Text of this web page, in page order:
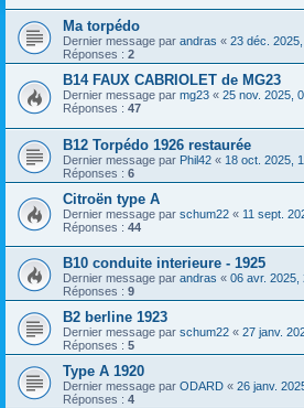
Ma torpédo
Dernier message par andras « 23 déc.
Réponses : 2
B14 FAUX CABRIOLET de MG23
Dernier message par mg23 « 25 nov. 2025,
Réponses : 47
B12 Torpédo 1926 restaurée
Dernier message par Phil42 « 18 oct. 2025,
Réponses : 6
Citroën type A
Dernier message par schum22 « 11 sept.
Réponses : 44
B10 conduite interieure - 1925
Dernier message par andras « 06 avr. 2025,
Réponses : 9
B2 berline 1923
Dernier message par schum22 « 27 janv.
Réponses : 5
Type A 1920
Dernier message par ODARD « 26 janv.
Réponses : 4